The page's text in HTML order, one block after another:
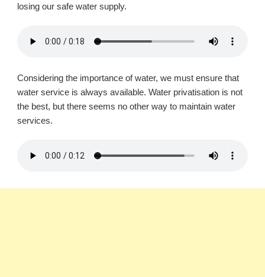
losing our safe water supply.
Considering the importance of water, we must ensure that
water service is always available. Water privatisation is not
the best, but there seems no other way to maintain water
services.